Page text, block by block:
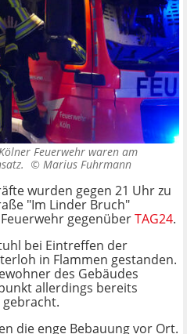
Feuerwehr waren am
© Marius Fuhrmann
wurden gegen 21 Uhr zu
"Im Linder Bruch"
gegenüberTAG24.
bei Eintreffen der
in Flammen gestanden.
des Gebäudes
allerdings bereits
die enge Bebauung vor Ort.